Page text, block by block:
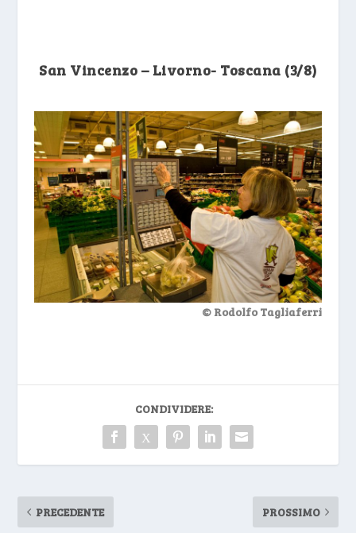
San Vincenzo – Livorno- Toscana (3/8)
© Rodolfo Tagliaferri
CONDIVIDERE:
PRECEDENTE PROSSIMO